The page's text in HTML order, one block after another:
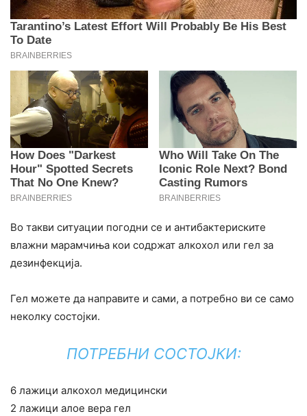
Во такви ситуации погодни се и антибактериските
влажни марамчиња кои содржат алкохол или гел за
дезинфекција.
Гел можете да направите и сами, а потребно ви се само
неколку состојки.
ПОТРЕБНИ СОСТОЈКИ:
6 лажици алкохол медицински
2 лажици алое вера гел